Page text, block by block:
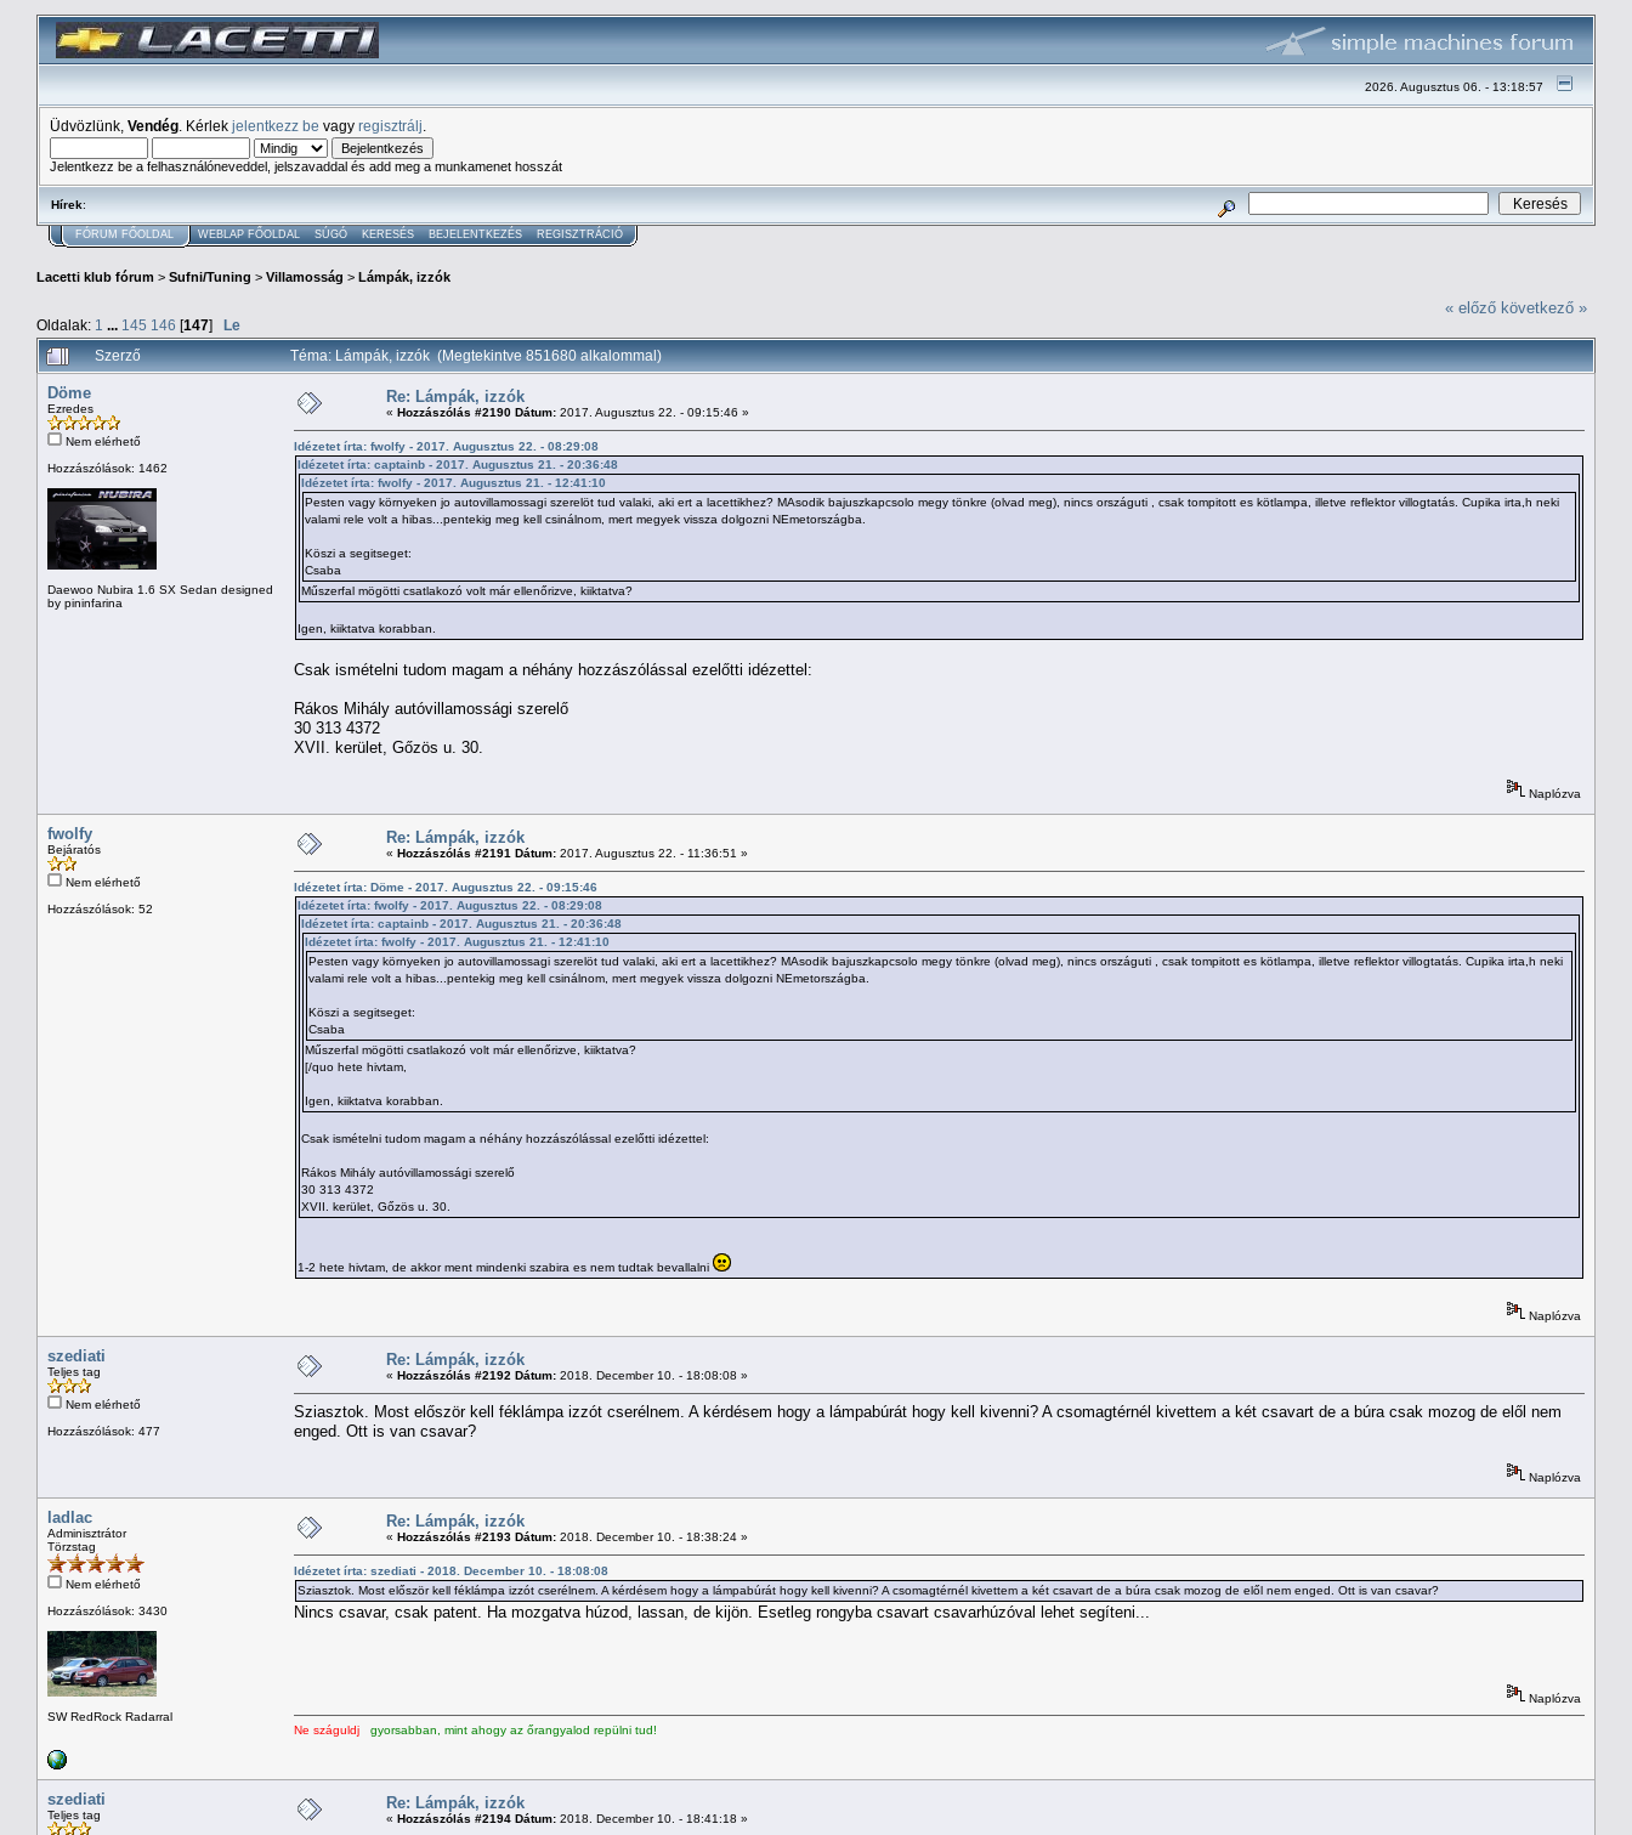
2026. Augusztus 06. - 13:18:57
Üdvözlünk, Vendég . Kérlek jelentkezz be vagy regisztrálj
Jelentkezz be a felhasználóneveddel, jelszavaddal és add meg a munkamenet hosszát
Hírek:
FÓRUM FŐOLDAL WEBLAP FŐOLDAL SÚGÓ KERESÉS BEJELENTKEZÉS REGISZTRÁCIÓ
Lacetti klub fórum > Sufni/Tuning > Villamosság > Lámpák, izzók
Oldalak: 1 ... 145 146 [147] Le
« előző következő »
Szerző Téma: Lámpák, izzók (Megtekintve 851680 alkalommal)
Döme
Ezredes
Nem elérhető
Hozzászólások: 1462
Daewoo Nubira 1.6 SX Sedan designed
by pininfarina
Re: Lámpák, izzók
« Hozzászólás #2190 Dátum: 2017. Augusztus 22. - 09:15:46 »
Idézetet írta: fwolfy - 2017. Augusztus 22. - 08:29:08
Idézetet írta: captainb - 2017. Augusztus 21. - 20:36:48
Idézetet írta: fwolfy - 2017. Augusztus 21. - 12:41:10
Pesten vagy környeken jo autovillamossagi szerelöt tud valaki, aki ert a lacettikhez? MAsodik bajuszkapcsolo megy tönkre (olvad meg), nincs országuti , csak tompitott es kötlampa, illetve reflektor villogtatás. Cupika irta,h neki
valami rele volt a hibas...pentekig meg kell csinálnom, mert megyek vissza dolgozni NEmetországba.
Köszi a segitseget:
Csaba
Műszerfal mögötti csatlakozó volt már ellenőrizve, kiiktatva?
Igen, kiiktatva korabban.
Csak ismételni tudom magam a néhány hozzászólással ezelőtti idézettel:
Rákos Mihály autóvillamossági szerelő
30 313 4372
XVII. kerület, Gőzös u. 30.
Naplózva
fwolfy
Bejáratós
Nem elérhető
Hozzászólások: 52
Re: Lámpák, izzók
« Hozzászólás #2191 Dátum: 2017. Augusztus 22. - 11:36:51 »
Idézetet írta: Döme - 2017. Augusztus 22. - 09:15:46
Idézetet írta: fwolfy - 2017. Augusztus 22. - 08:29:08
Idézetet írta: captainb - 2017. Augusztus 21. - 20:36:48
Idézetet írta: fwolfy - 2017. Augusztus 21. - 12:41:10
Pesten vagy környeken jo autovillamossagi szerelöt tud valaki, aki ert a lacettikhez? MAsodik bajuszkapcsolo megy tönkre (olvad meg), nincs országuti , csak tompitott es kötlampa, illetve reflektor villogtatás. Cupika irta,h neki
valami rele volt a hibas...pentekig meg kell csinálnom, mert megyek vissza dolgozni NEmetországba.
Köszi a segitseget:
Csaba
Műszerfal mögötti csatlakozó volt már ellenőrizve, kiiktatva?
[/quo hete hivtam,
Igen, kiiktatva korabban.
Csak ismételni tudom magam a néhány hozzászólással ezelőtti idézettel:
Rákos Mihály autóvillamossági szerelő
30 313 4372
XVII. kerület, Gőzös u. 30.
1-2 hete hivtam, de akkor ment mindenki szabira es nem tudtak bevallalni
Naplózva
szediati
Teljes tag
Nem elérhető
Hozzászólások: 477
Re: Lámpák, izzók
« Hozzászólás #2192 Dátum: 2018. December 10. - 18:08:08 »
Sziasztok. Most először kell féklámpa izzót cserélnem. A kérdésem hogy a lámpabúrát hogy kell kivenni? A csomagtérnél kivettem a két csavart de a búra csak mozog de elől nem
enged. Ott is van csavar?
Naplózva
ladlac
Adminisztrátor
Törzstag
Nem elérhető
Hozzászólások: 3430
SW RedRock Radarral
Re: Lámpák, izzók
« Hozzászólás #2193 Dátum: 2018. December 10. - 18:38:24 »
Idézetet írta: szediati - 2018. December 10. - 18:08:08
Sziasztok. Most először kell féklámpa izzót cserélnem. A kérdésem hogy a lámpabúrát hogy kell kivenni? A csomagtérnél kivettem a két csavart de a búra csak mozog de elől nem enged. Ott is van csavar?
Nincs csavar, csak patent. Ha mozgatva húzod, lassan, de kijön. Esetleg rongyba csavart csavarhúzóval lehet segíteni...
Naplózva
Ne száguldj gyorsabban, mint ahogy az őrangyalod repülni tud!
szediati
Teljes tag
Re: Lámpák, izzók
« Hozzászólás #2194 Dátum: 2018. December 10. - 18:41:18 »